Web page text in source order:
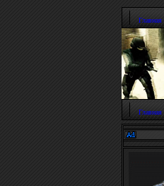
Главная
Главная